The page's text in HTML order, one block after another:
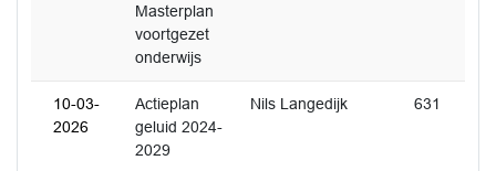
Masterplan
voortgezet
onderwijs
10-03-
2026
Actieplan
geluid 2024-
2029
Nils Langedijk 631